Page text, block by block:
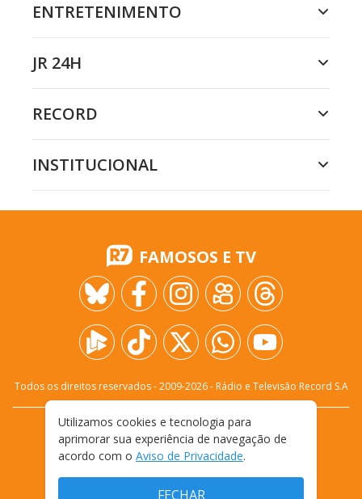
ENTRETENIMENTO
JR 24H
RECORD
INSTITUCIONAL
FAMOSOS E TV
Todos os direitos reservados - 2009-2026- Rádio e Televisão Record S.A
FALE CONOSCO
PRIVACIDADE
TERMOS E CONDIÇÕES DE USO
Utilizamos cookies e tecnologia para
aprimorar sua experiência de navegação de
acordo com o Aviso de Privacidade.
FECHAR